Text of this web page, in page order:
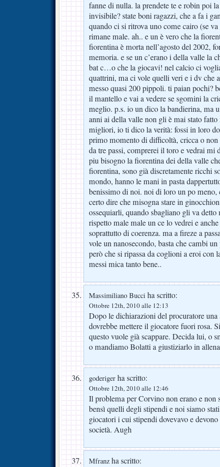
fanne di nulla. la prendete te e robin poi
invisibile? state boni ragazzi, che a fa i
quando ci si ritrova uno come cairo (se
rimane male. ah.. e un è vero che la
fiorentina è morta nell’agosto del 2002,
memoria. e se un c’erano i della valle la
bat c…o che la giocavi! nel calcio ci
quattrini, ma ci vole quelli veri e i dv che
messo quasi 200 pippoli. ti paian pochi?
il mantello e vai a vedere se sgomini la
meglio. p.s. io un dico la bandierina, ma
anni ai della valle non gli è mai stato
migliori, io ti dico la verità: fossi in loro
primo momento di difficoltà, cricca o
da tre passi, comprerei il toro e vedrai
piu bisogno la fiorentina dei della valle
fiorentina, sono già discretamente ricchi
mondo, hanno le mani in pasta
benissimo di noi. noi di loro un po meno,
certo dire che misogna stare in
ossequiarli, quando sbagliano gli va
rispetto male male un ce lo vedrei e
soprattutto di coerenza. ma a fireze a
vole un nanosecondo, basta che cambi
però che si ripassa da coglioni a eroi con
messi mica tanto bene..
Massimiliano Bucci ha scritto:
Ottobre 12th, 2010 alle 12:13
Dopo le dichiarazioni del procuratore una
dovrebbe mettere il giocatore fuori rosa.
questo vuole già scappare. Decida lui, o
o mandiamo Bolatti a giustiziarlo in
goderiger ha scritto:
Ottobre 12th, 2010 alle 12:46
Il problema per Corvino non erano e non
bensì quelli degli stipendi e noi siamo
giocatori i cui stipendi dovevavo e
società. Augh
Mfranz ha scritto: